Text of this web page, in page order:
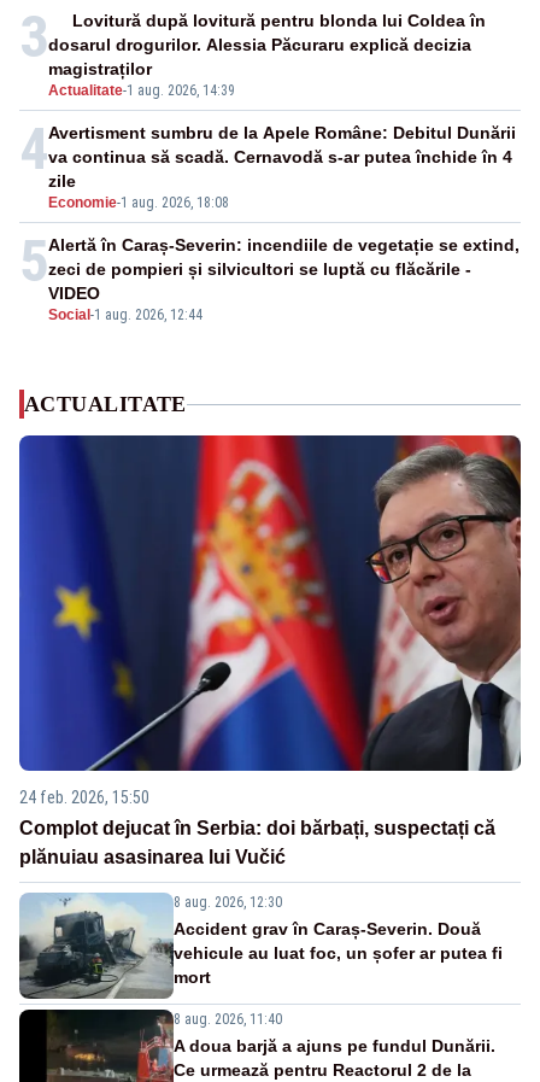
3
Actualitate-1 aug. 2026, 14:39
Lovitură după lovitură pentru blonda lui Coldea în
dosarul drogurilor. Alessia Păcuraru explică decizia
magistraților
4
Economie-1 aug. 2026, 18:08
Avertisment sumbru de la Apele Române: Debitul Dunării
va continua să scadă. Cernavodă s-ar putea închide în 4
zile
5
Social -1 aug. 2026, 12:44
Alertă în Caraș-Severin: incendiile de vegetație se extind,
zeci de pompieri și silvicultori se luptă cu flăcările -
VIDEO
ACTUALITATE
24 feb. 2026, 15:50
Complot dejucat în Serbia: doi bărbați, suspectați că
plănuiau asasinarea lui Vučić
8 aug. 2026, 12:30
Accident grav în Caraș-Severin. Două
vehicule au luat foc, un șofer ar putea fi
mort
8 aug. 2026, 11:40
A doua barjă a ajuns pe fundul Dunării.
Ce urmează pentru Reactorul 2 de la